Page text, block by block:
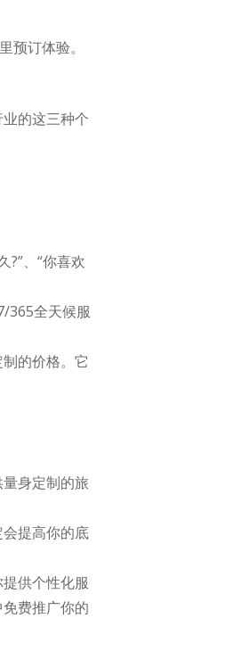
预订体验。
的这三种个
、“你喜欢
365全天候服
的价格。它
身定制的旅
提高你的底
供个性化服
费推广你的